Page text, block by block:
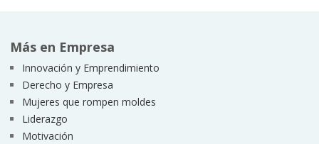
Más en Empresa
Innovación y Emprendimiento
Derecho y Empresa
Mujeres que rompen moldes
Liderazgo
Motivación